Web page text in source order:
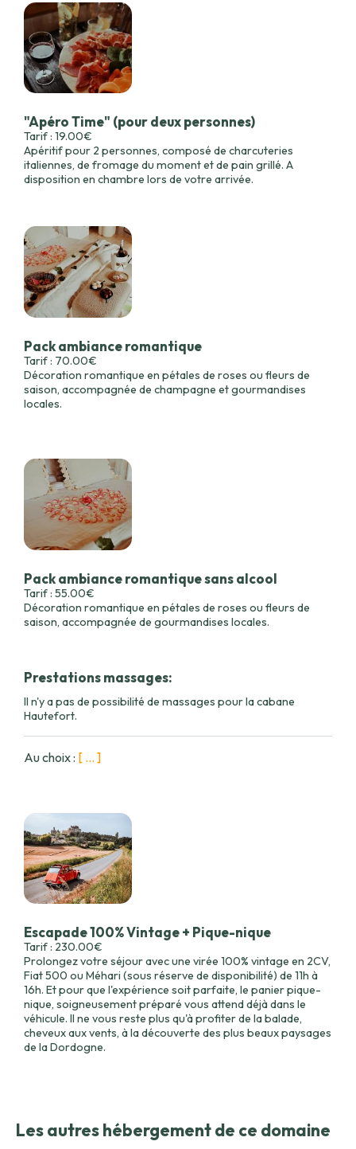
"Apéro Time" (pour deux personnes)
Tarif : 19.00€
Apéritif pour 2 personnes, composé de charcuteries
italiennes, de fromage du moment et de pain grillé. A
disposition en chambre lors de votre arrivée.
Pack ambiance romantique
Tarif : 70.00€
Décoration romantique en pétales de roses ou fleurs de
saison, accompagnée de champagne et gourmandises
locales.
Pack ambiance romantique sans alcool
Tarif : 55.00€
Décoration romantique en pétales de roses ou fleurs de
saison, accompagnée de gourmandises locales.
Prestations massages:
Il n'y a pas de possibilité de massages pour la cabane
Hautefort.
Au choix : [ ... ]
Escapade 100% Vintage + Pique-nique
Tarif : 230.00€
Prolongez votre séjour avec une virée 100% vintage en 2CV,
Fiat 500 ou Méhari (sous réserve de disponibilité) de 11h à
16h. Et pour que l'expérience soit parfaite, le panier pique-
nique, soigneusement préparé vous attend déjà dans le
véhicule. Il ne vous reste plus qu'à profiter de la balade,
cheveux aux vents, à la découverte des plus beaux paysages
de la Dordogne.
Les autres hébergement de ce domaine